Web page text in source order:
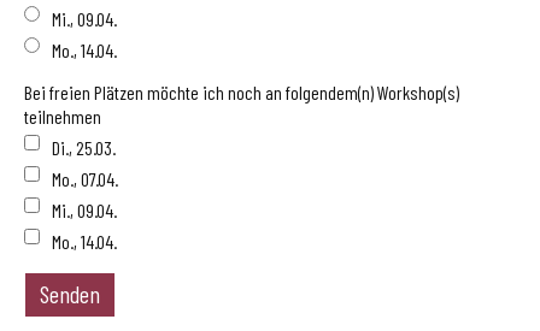
Mi., 09.04.
Mo., 14.04.
Bei freien Plätzen möchte ich noch an folgendem(n) Workshop(s)
teilnehmen
Di., 25.03.
Mo., 07.04.
Mi., 09.04.
Mo., 14.04.